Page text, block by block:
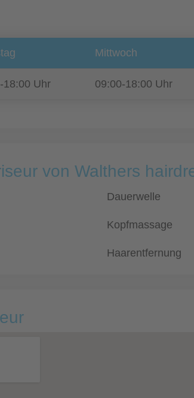
Mittwoch
18:00 Uhr 09:00-18:00 Uhr
von Walthers
Dauerwelle
Kopfmassage
Haarentfernung